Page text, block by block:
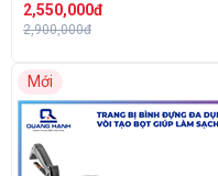
2,550,000đ
2,900,000đ
Mới